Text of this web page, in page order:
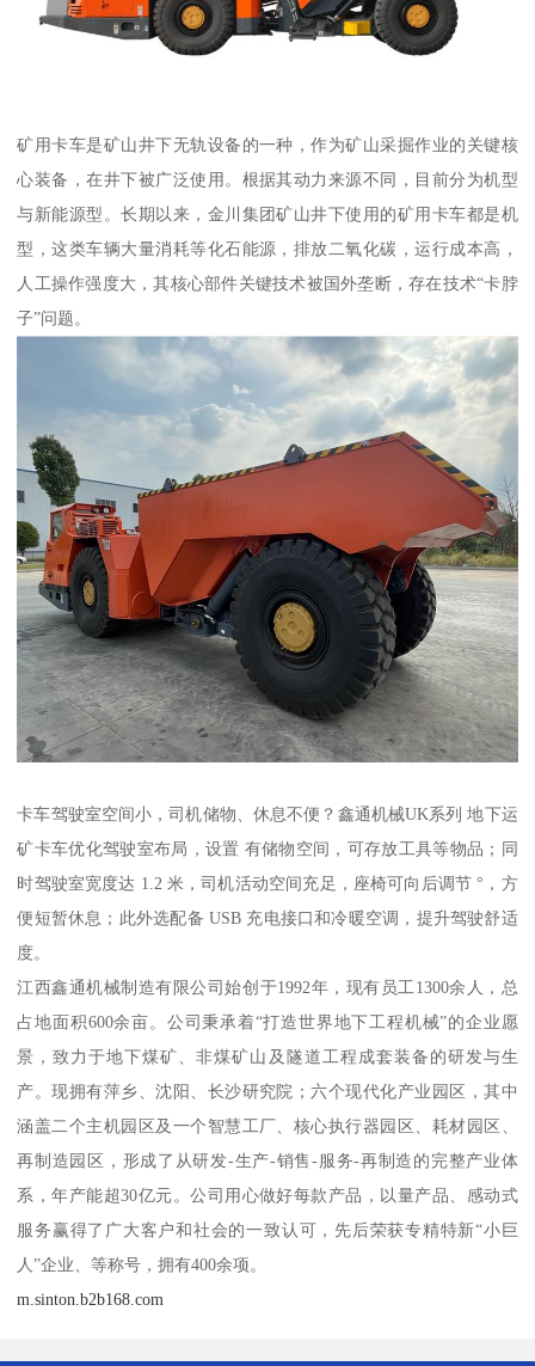
矿用卡车是矿山井下无轨设备的一种，作为矿山采掘作业的关键核
心装备，在井下被广泛使用。根据其动力来源不同，目前分为机型
与新能源型。长期以来，金川集团矿山井下使用的矿用卡车都是机
型，这类车辆大量消耗等化石能源，排放二氧化碳，运行成本高，
人工操作强度大，其核心部件关键技术被国外垄断，存在技术“卡脖
子”问题。
卡车驾驶室空间小，司机储物、休息不便？鑫通机械UK系列 地下运
矿卡车优化驾驶室布局，设置 有储物空间，可存放工具等物品；同
时驾驶室宽度达 1.2 米，司机活动空间充足，座椅可向后调节 °，方
便短暂休息；此外选配备 USB 充电接口和冷暖空调，提升驾驶舒适
度。
江西鑫通机械制造有限公司始创于1992年，现有员工1300余人，总
占地面积600余亩。公司秉承着“打造世界地下工程机械”的企业愿
景，致力于地下煤矿、非煤矿山及隧道工程成套装备的研发与生
产。现拥有萍乡、沈阳、长沙研究院；六个现代化产业园区，其中
涵盖二个主机园区及一个智慧工厂、核心执行器园区、耗材园区、
再制造园区，形成了从研发-生产-销售-服务-再制造的完整产业体
系，年产能超30亿元。公司用心做好每款产品，以量产品、感动式
服务赢得了广大客户和社会的一致认可，先后荣获专精特新“小巨
人”企业、等称号，拥有400余项。
m.sinton.b2b168.com